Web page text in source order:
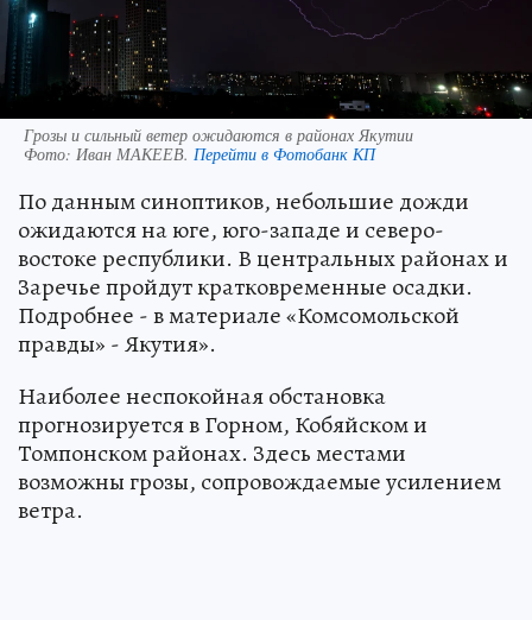
Грозы и сильный ветер ожидаются в районах Якутии
Фото: Иван МАКЕЕВ. Перейти в Фотобанк КП
По данным синоптиков, небольшие дожди
ожидаются на юге, юго-западе и северо-
востоке республики. В центральных районах и
Заречье пройдут кратковременные осадки.
Подробнее - в материале «Комсомольской
правды» - Якутия».
Наиболее неспокойная обстановка
прогнозируется в Горном, Кобяйском и
Томпонском районах. Здесь местами
возможны грозы, сопровождаемые усилением
ветра.